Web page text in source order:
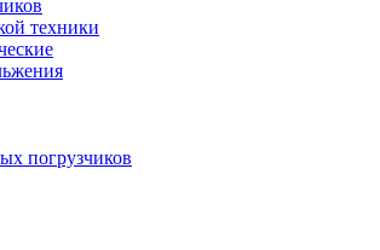
техники
погрузчиков